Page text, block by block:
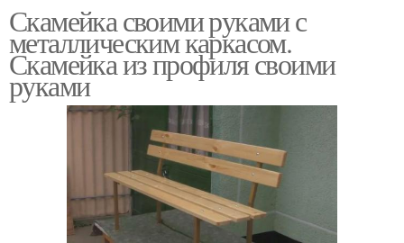
Скамейка своими руками с
металлическим каркасом.
Скамейка из профиля своими
руками